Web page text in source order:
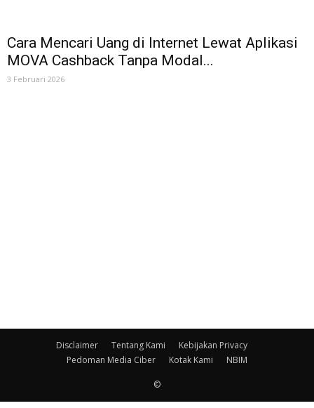
Cara Mencari Uang di Internet Lewat Aplikasi
MOVA Cashback Tanpa Modal...
3 Februari 2026
Disclaimer Tentang Kami
Kebijakan Privacy
Pedoman Media Ciber
Kotak Kami NBIM
©